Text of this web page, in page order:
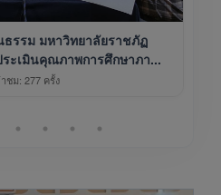
รรม มหาวิทยาลัยราชภัฏ
ะเมินคุณภาพการศึกษาภา...
ชม: 277 ครั้ง